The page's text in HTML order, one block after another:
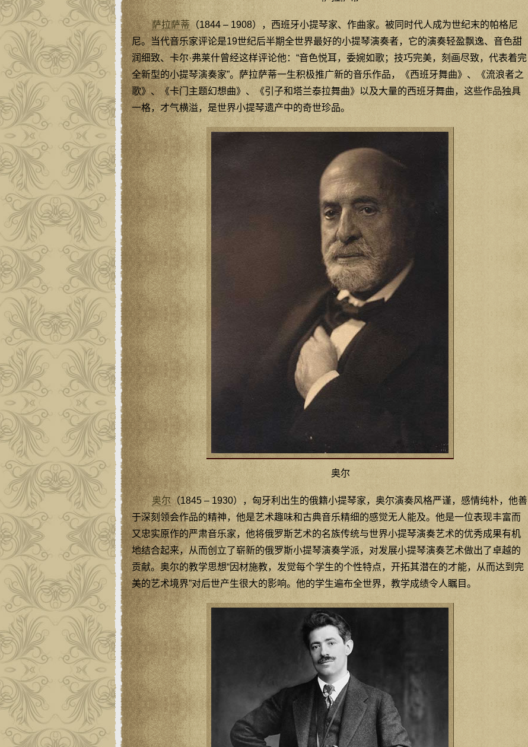
萨拉萨蒂（1844 – 1908），西班牙小提琴家、作曲家。被同时代人成为世纪末的帕格尼
尼。当代音乐家评论是19世纪后半期全世界最好的小提琴演奏者，它的演奏轻盈飘逸、音色甜
润细致、卡尔·弗莱什曾经这样评论他：“音色悦耳，委婉如歌；技巧完美，刻画尽致，代表着完
全新型的小提琴演奏家”。萨拉萨蒂一生积极推广新的音乐作品，《西班牙舞曲》、《流浪者之
歌》、《卡门主题幻想曲》、《引子和塔兰泰拉舞曲》以及大量的西班牙舞曲，这些作品独具
一格，才气横溢，是世界小提琴遗产中的奇世珍品。
奥尔
奥尔（1845 – 1930），匈牙利出生的俄籍小提琴家，奥尔演奏风格严谨，感情纯朴，他善
于深刻领会作品的精神，他是艺术趣味和古典音乐精细的感觉无人能及。他是一位表现丰富而
又忠实原作的严肃音乐家，他将俄罗斯艺术的名族传统与世界小提琴演奏艺术的优秀成果有机
地结合起来，从而创立了崭新的俄罗斯小提琴演奏学派，对发展小提琴演奏艺术做出了卓越的
贡献。奥尔的教学思想“因材施教，发觉每个学生的个性特点，开拓其潜在的才能，从而达到完
美的艺术境界”对后世产生很大的影响。他的学生遍布全世界，教学成绩令人瞩目。